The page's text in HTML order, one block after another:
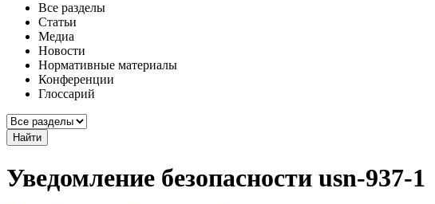
Все разделы
Статьи
Медиа
Новости
Нормативные материалы
Конференции
Глоссарий
Найти
Уведомление безопасности usn-937-1